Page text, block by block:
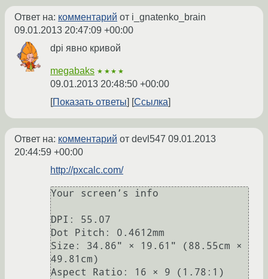
Ответ на: комментарий от i_gnatenko_brain
09.01.2013 20:47:09 +00:00
dpi явно кривой
megabaks ★★★★
09.01.2013 20:48:50 +00:00
Показать ответы
Ссылка
Ответ на: комментарий от devl547 09.01.2013
20:44:59 +00:00
http://pxcalc.com/
Your screen’s info
DPI: 55.07
Dot Pitch: 0.4612mm
Size: 34.86" × 19.61" (88.55cm ×
49.81cm)
Aspect Ratio: 16 × 9 (1.78:1)